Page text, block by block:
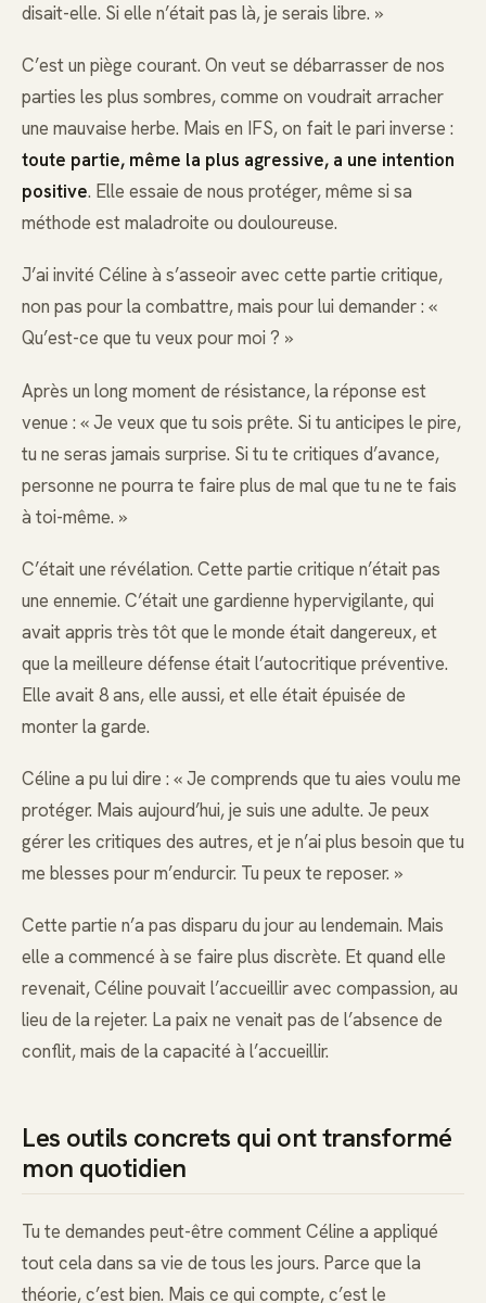
disait-elle. Si elle n’était pas là, je serais libre. »
C’est un piège courant. On veut se débarrasser de nos
parties les plus sombres, comme on voudrait arracher
une mauvaise herbe. Mais en IFS, on fait le pari inverse :
toute partie, même la plus agressive, a une intention
positive. Elle essaie de nous protéger, même si sa
méthode est maladroite ou douloureuse.
J’ai invité Céline à s’asseoir avec cette partie critique,
non pas pour la combattre, mais pour lui demander : «
Qu’est-ce que tu veux pour moi ? »
Après un long moment de résistance, la réponse est
venue : « Je veux que tu sois prête. Si tu anticipes le pire,
tu ne seras jamais surprise. Si tu te critiques d’avance,
personne ne pourra te faire plus de mal que tu ne te fais
à toi-même. »
C’était une révélation. Cette partie critique n’était pas
une ennemie. C’était une gardienne hypervigilante, qui
avait appris très tôt que le monde était dangereux, et
que la meilleure défense était l’autocritique préventive.
Elle avait 8 ans, elle aussi, et elle était épuisée de
monter la garde.
Céline a pu lui dire : « Je comprends que tu aies voulu me
protéger. Mais aujourd’hui, je suis une adulte. Je peux
gérer les critiques des autres, et je n’ai plus besoin que tu
me blesses pour m’endurcir. Tu peux te reposer. »
Cette partie n’a pas disparu du jour au lendemain. Mais
elle a commencé à se faire plus discrète. Et quand elle
revenait, Céline pouvait l’accueillir avec compassion, au
lieu de la rejeter. La paix ne venait pas de l’absence de
conflit, mais de la capacité à l’accueillir.
Les outils concrets qui ont transformé
mon quotidien
Tu te demandes peut-être comment Céline a appliqué
tout cela dans sa vie de tous les jours. Parce que la
théorie, c’est bien. Mais ce qui compte, c’est le